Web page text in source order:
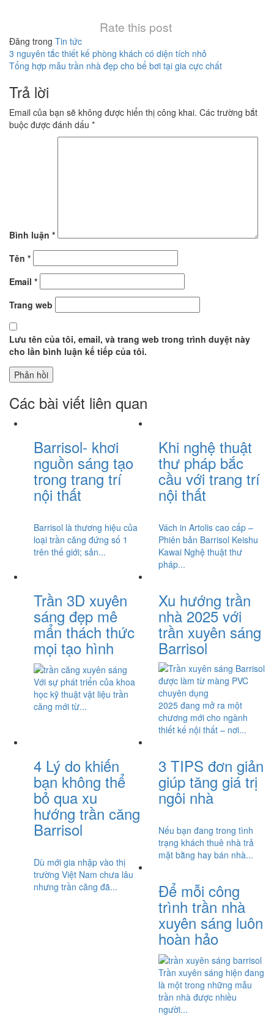
Rate this post
Đăng trong Tin tức
Điều
hướng
bài
viết
3 nguyên tắc thiết kế phòng khách có diện tích nhỏ
Tổng hợp mẫu trần nhà đẹp cho bể bơi tại gia cực chất
Trả lời
Email của bạn sẽ không được hiển thị công khai. Các trường bắt
buộc được đánh dấu *
Bình luận *
Tên *
Email *
Trang web
Lưu tên của tôi, email, và trang web trong trình duyệt này
cho lần bình luận kế tiếp của tôi.
Các bài viết liên quan
Barrisol- khơi
nguồn sáng tạo
trong trang trí
nội thất
Barrisol là thương hiệu của
loại trần căng đứng số 1
trên thế giới; sản...
Khi nghệ thuật
thư pháp bắc
cầu với trang trí
nội thất
Vách in Artolis cao cấp –
Phiên bản Barrisol Keishu
Kawai Nghệ thuật thư
pháp...
Trần 3D xuyên
sáng đẹp mê
mẩn thách thức
mọi tạo hình
Với sự phát triển của khoa
học kỹ thuật vật liệu trần
căng mới từ...
Xu hướng trần
nhà 2025 với
trần xuyên sáng
Barrisol
2025 đang mở ra một
chương mới cho ngành
thiết kế nội thất – nơi...
4 Lý do khiến
bạn không thể
bỏ qua xu
hướng trần căng
Barrisol
Dù mới gia nhập vào thị
trường Việt Nam chưa lâu
nhưng trần căng đã...
3 TIPS đơn giản
giúp tăng giá trị
ngôi nhà
Nếu bạn đang trong tình
trạng khách thuê nhà trả
mặt bằng hay bán nhà...
Để mỗi công
trình trần nhà
xuyên sáng luôn
hoàn hảo
Trần xuyên sáng hiện đang
là một trong những mẫu
trần nhà được nhiều
người...